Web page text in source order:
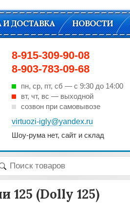
8-915-309-90-08
8-903-783-09-68
пн, ср, пт, cб — с 9:30 до 14:00
вт, чт, вс — выходной
созвон при самовывозе
virtuozi-igly@yandex.ru
Шоу-рума нет, сайт и склад
ДОСТАВКА НОВОСТИ
125 (Dolly 125)